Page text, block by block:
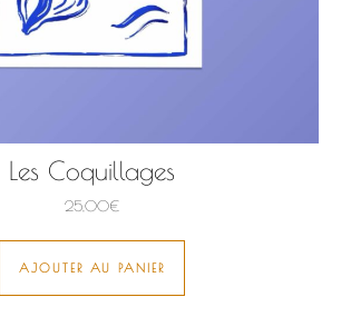
Les Coquillages
25,00€
AJOUTER AU PANIER